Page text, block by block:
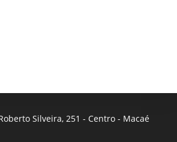
Silveira, 251 - Centro - Macaé